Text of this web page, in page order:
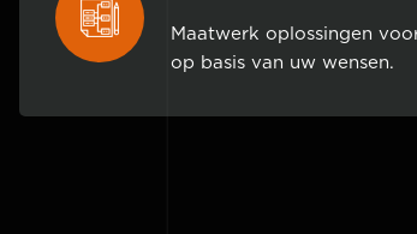
Maatwerk oplossingen
op basis van uw wensen.